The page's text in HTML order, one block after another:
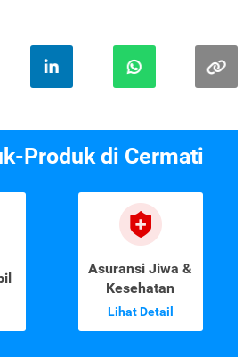
Produk di Cermati
Asuransi Jiwa &
Kesehatan
Lihat Detail